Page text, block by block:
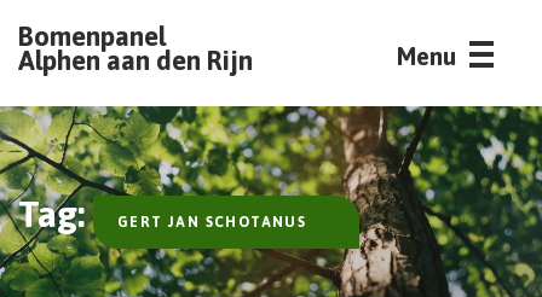
Bomenpanel
Alphen aan den Rijn Menu
Tag: GERT JAN SCHOTANUS